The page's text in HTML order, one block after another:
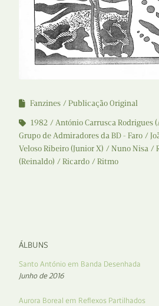
Fanzines
Publicação Original
1982
António Carrusca Rodrigues
Grupo de Admiradores da BD - Faro
Veloso Ribeiro (Junior X)
Nuno Nisa
(Reinaldo)
Ricardo Ritmo
ÁLBUNS
Santo António em Banda Desenhada
Junho de 2016
Aurora Boreal em Reflexos Partilhados